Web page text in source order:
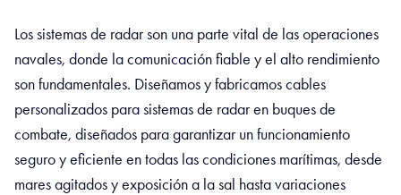
Los sistemas de radar son una parte vital de las operaciones
navales, donde la comunicación fiable y el alto rendimiento
son fundamentales. Diseñamos y fabricamos cables
personalizados para sistemas de radar en buques de
combate, diseñados para garantizar un funcionamiento
seguro y eficiente en todas las condiciones marítimas, desde
mares agitados y exposición a la sal hasta variaciones